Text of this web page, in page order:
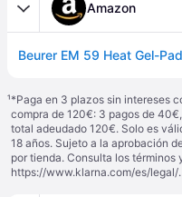
Amazon
¹*Paga en 3 plazos sin intereses
compra de 120€: 3 pagos de
total adeudado 120€. Solo es
18 años. Sujeto a la aprobación
por tienda. Consulta los términos
https://www.klarna.com/es/legal/.